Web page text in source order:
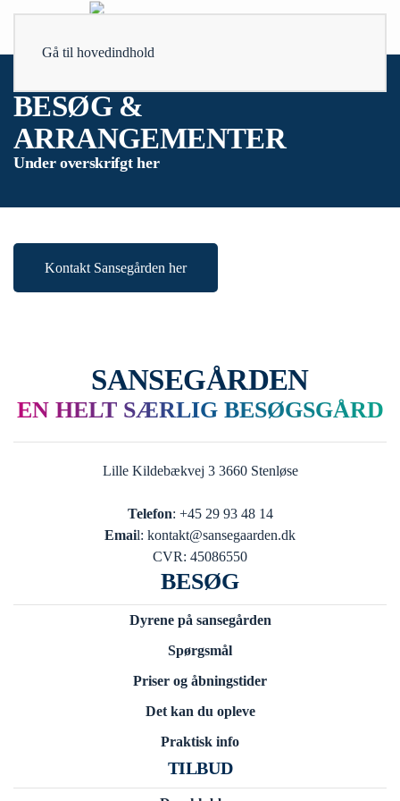
Gå til hovedindhold
BESØG &
ARRANGEMENTER
Under overskrifgt her
Kontakt Sansegården her
SANSEGÅRDEN
EN HELT SÆRLIG BESØGSGÅRD
Lille Kildebækvej 3 3660 Stenløse
Telefon: +45 29 93 48 14
Email: kontakt@sansegaarden.dk
CVR: 45086550
BESØG
Dyrene på sansegården
Spørgsmål
Priser og åbningstider
Det kan du opleve
Praktisk info
TILBUD